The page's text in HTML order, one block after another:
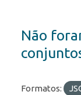
Não
Formatos: